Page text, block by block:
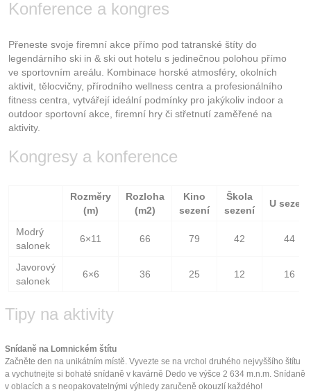
Konference a kongres
Přeneste svoje firemní akce přímo pod tatranské štíty do
legendárního ski in & ski out hotelu s jedinečnou polohou přímo
ve sportovním areálu. Kombinace horské atmosféry, okolních
aktivit, tělocvičny, přírodního wellness centra a profesionálního
fitness centra, vytvářejí ideální podmínky pro jakýkoliv indoor a
outdoor sportovní akce, firemní hry či střetnutí zaměřené na
aktivity.
Kongresy a konference
Rozměry
(m)
Rozloha
(m2)
Kino
sezení
Škola
sezení
U sezení
Modrý
salonek
6×11 66 79 42 44
Javorový
salonek
6×6 36 25 12 16
Tipy na aktivity
Snídaně na Lomnickém štítu
Začněte den na unikátním místě. Vyvezte se na vrchol druhého nejvyššího štítu
a vychutnejte si bohaté snídaně v kavárně Dedo ve výšce 2 634 m.n.m. Snídaně
v oblacích a s neopakovatelnými výhledy zaručeně okouzlí každého!